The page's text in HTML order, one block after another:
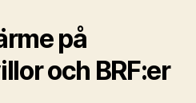
på
och BRF:er